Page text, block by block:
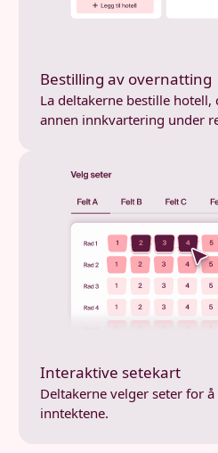
Bestilling av overnatting
La deltakerne bestille hotell,
annen innkvartering under
Interaktive setekart
Deltakerne velger seter for
inntektene.